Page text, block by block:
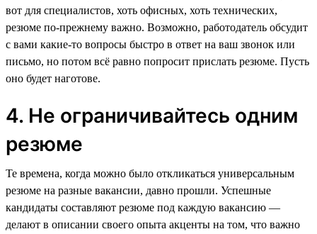
вот для специалистов, хоть офисных, хоть технических,
резюме по-прежнему важно. Возможно, работодатель обсудит
с вами какие-то вопросы быстро в ответ на ваш звонок или
письмо, но потом всё равно попросит прислать резюме. Пусть
оно будет наготове.
4. Не ограничивайтесь одним
резюме
Те времена, когда можно было откликаться универсальным
резюме на разные вакансии, давно прошли. Успешные
кандидаты составляют резюме под каждую вакансию —
делают в описании своего опыта акценты на том, что важно